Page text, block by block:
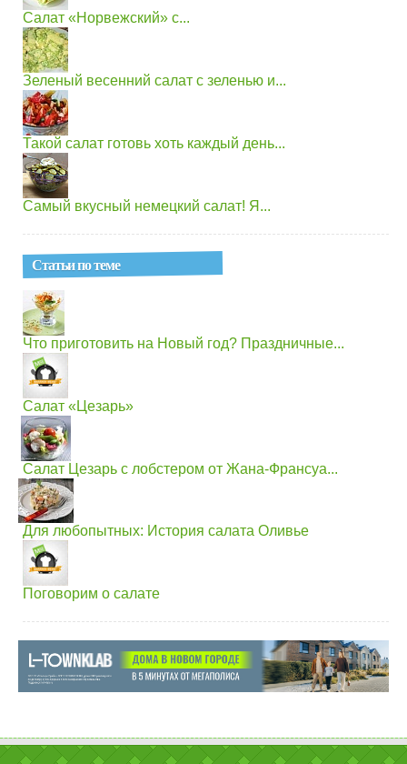
Салат «Норвежский» с...
Зеленый весенний салат с зеленью и...
Такой салат готовь хоть каждый день...
Самый вкусный немецкий салат! Я...
Статьи по теме
Что приготовить на Новый год? Праздничные...
Салат «Цезарь»
Салат Цезарь с лобстером от Жана-Франсуа...
Для любопытных: История салата Оливье
Поговорим о салате